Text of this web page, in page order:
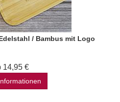
/ Bambus mit Logo
14,95 €